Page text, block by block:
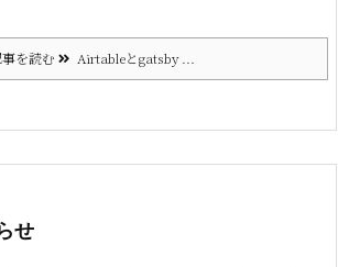
を読む Airtableとgatsby ...
せ